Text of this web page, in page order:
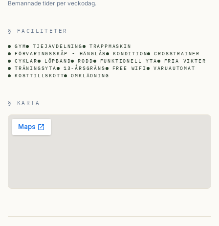
Bemannade tider per veckodag.
§ FACILITETER
GYM TJEJAVDELNING
TRAPPMASKIN
FÖRVARINGSSKÅP - HÄNGLÅS
KONDITION
CROSSTRAINER
CYKLAR
LÖPBAND RODD FUNKTIONELL YTA
FRIA VIKTER
TRÄNINGSYTA
13-ÅRSGRÄNS FREE WIFI
VARUAUTOMAT
KOSTTILLSKOTT
OMKLÄDNING
§ KARTA